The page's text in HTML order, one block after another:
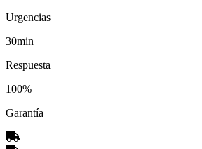
Urgencias
30min
Respuesta
100%
Garantía